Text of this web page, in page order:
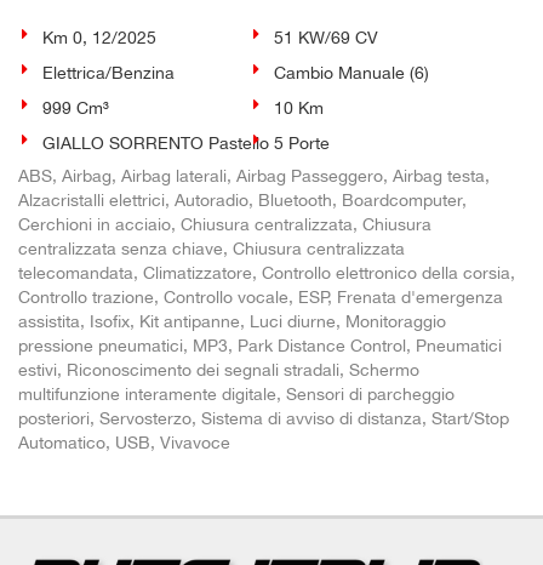
Km 0, 12/2025
51 KW/69 CV
Elettrica/Benzina
Cambio Manuale (6)
999 Cm³
10 Km
GIALLO SORRENTO Pastello 5 Porte
ABS, Airbag, Airbag laterali, Airbag Passeggero, Airbag testa,
Alzacristalli elettrici, Autoradio, Bluetooth, Boardcomputer,
Cerchioni in acciaio, Chiusura centralizzata, Chiusura
centralizzata senza chiave, Chiusura centralizzata
telecomandata, Climatizzatore, Controllo elettronico della corsia,
Controllo trazione, Controllo vocale, ESP, Frenata d'emergenza
assistita, Isofix, Kit antipanne, Luci diurne, Monitoraggio
pressione pneumatici, MP3, Park Distance Control, Pneumatici
estivi, Riconoscimento dei segnali stradali, Schermo
multifunzione interamente digitale, Sensori di parcheggio
posteriori, Servosterzo, Sistema di avviso di distanza, Start/Stop
Automatico, USB, Vivavoce